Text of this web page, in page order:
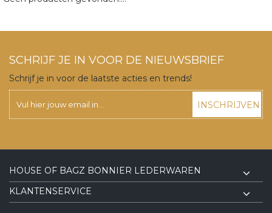
SCHRIJF JE IN VOOR DE NIEUWSBRIEF
Schrijf je in voor de laatste acties en trends!
INSCHRIJVEN
HOUSE OF BAGZ BONNIER LEDERWAREN
KLANTENSERVICE